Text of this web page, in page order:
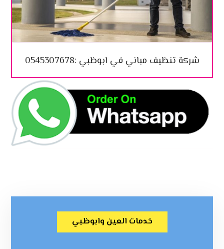
شركة تنظيف مباني في ابوظبي :0545307678
خدمات العين وابوظبي